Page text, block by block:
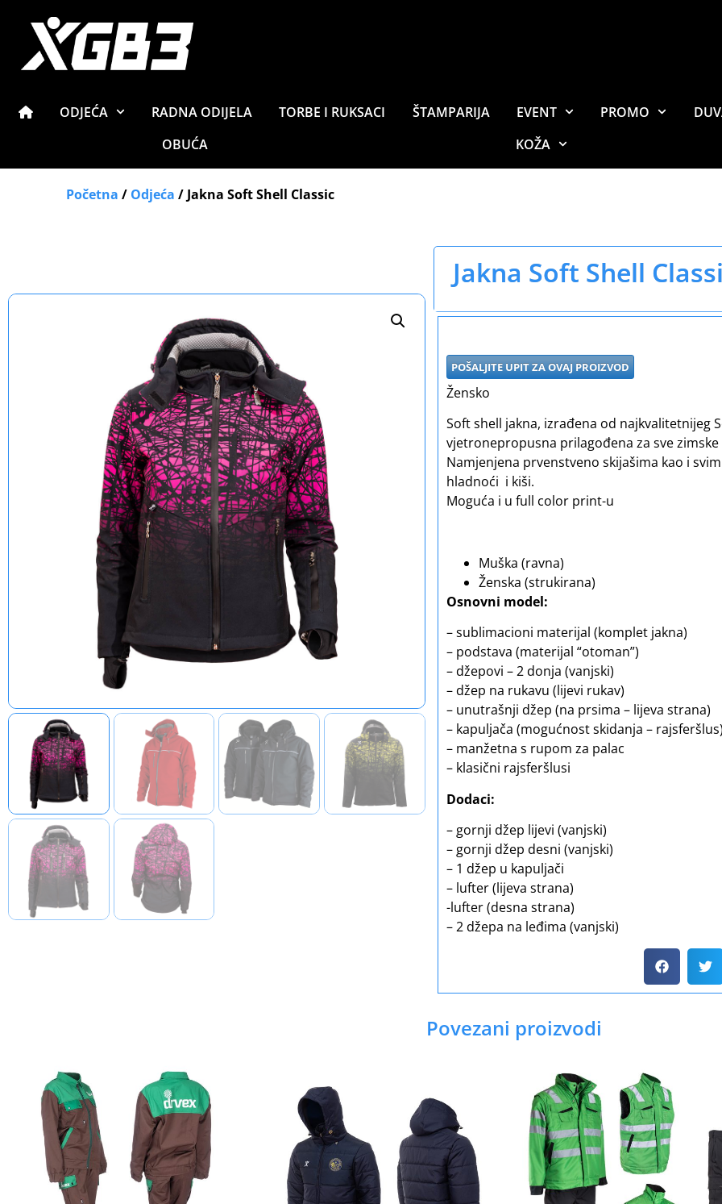
ODJEĆA RADNA ODIJELA TORBE I RUKSACI ŠTAMPARIJA EVENT PROMO
OBUĆA
KOŽA
Početna / Odjeća / Jakna Soft Shell Classic
Jakna Soft Shell
POŠALJITE UPIT ZA OVAJ PROIZVOD
Žensko
Soft shell jakna, izrađena od najkvalitetnijeg
vjetronepropusna prilagođena za sve zimske
Namjenjena prvenstveno skijašima kao i
hladnoći i kiši.
Moguća i u full color print-u
Muška (ravna)
Ženska (strukirana)
Osnovni model:
– sublimacioni materijal (komplet jakna)
– podstava (materijal “otoman”)
– džepovi – 2 donja (vanjski)
– džep na rukavu (lijevi rukav)
– unutrašnji džep (na prsima – lijeva strana)
– kapuljača (mogućnost skidanja –
– manžetna s rupom za palac
– klasični rajsferšlusi
Dodaci:
– gornji džep lijevi (vanjski)
– gornji džep desni (vanjski)
– 1 džep u kapuljači
– lufter (lijeva strana)
-lufter (desna strana)
– 2 džepa na leđima (vanjski)
Povezani proizvodi